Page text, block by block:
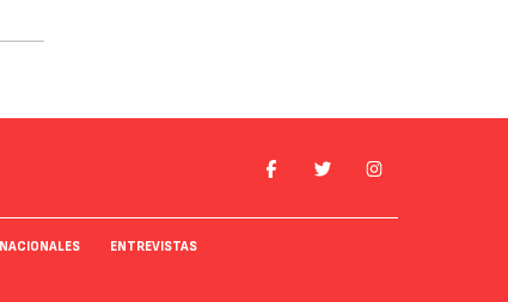
NACIONALES
ENTREVISTAS